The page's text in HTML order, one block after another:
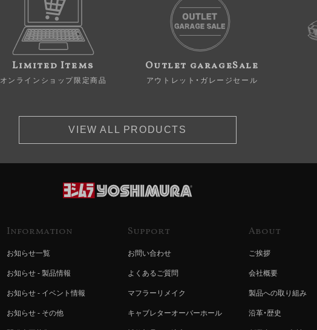
Limited Items
オンラインショップ限定商品
Outlet garageSale
アウトレット・ガレージセール
VIEW ALL PRODUCTS
Information
お知らせ一覧
お知らせ - 製品情報
お知らせ - イベント情報
お知らせ - その他
Support
お問い合わせ
よくあるご質問
マフラーリメイク
キャブレターオーバーホール
About
ご挨拶
会社概要
製品への取り組み
沿革・歴史